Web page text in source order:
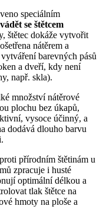
speciálním
se štětcem
štětec dokáže vytvořit
nátěrem a
barevných pásů
a dveří, kdy není
např. skla).
množství nátěrové
plochu bez úkapů,
vysoce účinný, a
dodává dlouho barvu
přírodním štětinám u
zpracuje i husté
optimální délkou a
tlak štětce na
hmoty na ploše a